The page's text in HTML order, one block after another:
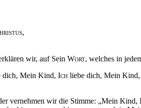
wir, auf Sein Wort, welches in
dich, Mein Kind, Ich liebe dich, Mein Kind,
vernehmen wir die Stimme: „Mein Kind,